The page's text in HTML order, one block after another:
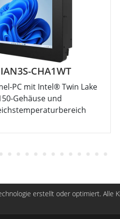
CHA1WT
PC mit Intel® Twin Lake
Gehäuse und
erstellt oder optimiert. Alle